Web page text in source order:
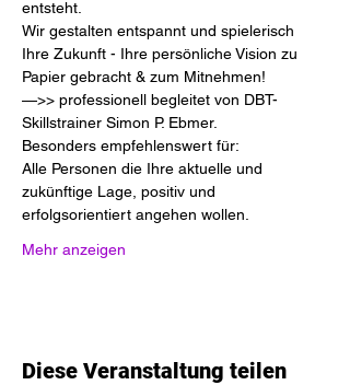
entsteht.
Wir gestalten entspannt und spielerisch
Ihre Zukunft - Ihre persönliche Vision zu
Papier gebracht & zum Mitnehmen!
—>> professionell begleitet von DBT-
Skillstrainer Simon P. Ebmer.
Besonders empfehlenswert für:
Alle Personen die Ihre aktuelle und
zukünftige Lage, positiv und
erfolgsorientiert angehen wollen.
Mehr anzeigen
Diese Veranstaltung teilen